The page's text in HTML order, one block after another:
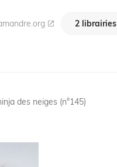
2 librairies
des neiges (n°145)